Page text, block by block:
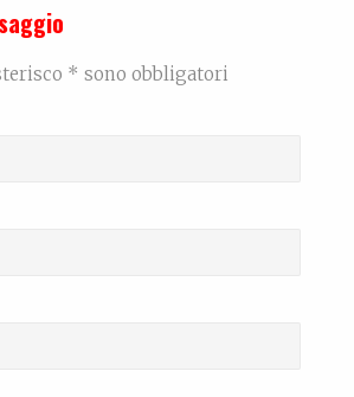
* sono obbligatori